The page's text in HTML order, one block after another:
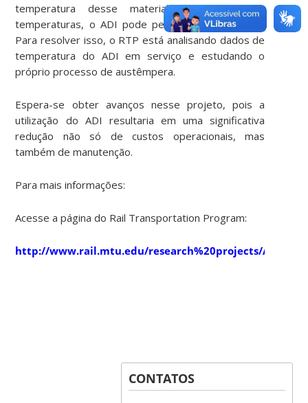
temperatura desse material, pois em altas
temperaturas, o ADI pode perder força e dureza.
Para resolver isso, o RTP está analisando dados de
temperatura do ADI em serviço e estudando o
próprio processo de austêmpera.
Espera-se obter avanços nesse projeto, pois a
utilização do ADI resultaria em uma significativa
redução não só de custos operacionais, mas
também de manutenção.
Para mais informações:
Acesse a página do Rail Transportation Program:
http://www.rail.mtu.edu/research%20projects/
CONTATOS